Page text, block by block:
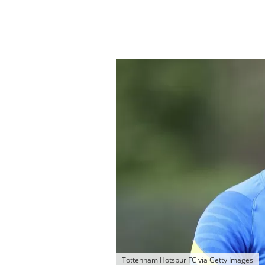
Tottenham Hotspur FC via Getty Images